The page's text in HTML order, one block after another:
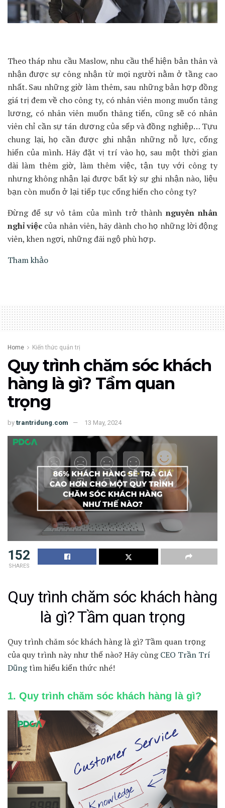
Theo tháp nhu cầu Maslow, nhu cầu thể hiện bản thân và
nhận được sự công nhận từ mọi người nằm ở tầng cao
nhất. Sau những giờ làm thêm, sau những bản hợp đồng
giá trị đem về cho công ty, có nhân viên mong muốn tăng
lương, có nhân viên muốn thăng tiến, cũng sẽ có nhân
viên chỉ cần sự tán dương của sếp và đồng nghiệp… Tựu
chung lại, họ cần được ghi nhận những nỗ lực, cống
hiến của mình. Hãy đặt vị trí vào họ, sau một thời gian
dài làm thêm giờ, làm thêm việc, tận tụy với công ty
nhưng không nhận lại được bất kỳ sự ghi nhận nào, liệu
bạn còn muốn ở lại tiếp tục cống hiến cho công ty?
Đừng để sự vô tâm của mình trở thànhnguyên nhân
nghỉ việc của nhân viên, hãy dành cho họ những lời động
viên, khen ngợi, những đãi ngộ phù hợp.
Tham khảo
Home Kiến thức quản trị
Quy trình chăm sóc khách
hàng là gì? Tầm quan
trọng
by trantridung.com 13 May, 2024
152
SHARES
Quy trình chăm sóc khách hàng
là gì? Tầm quan trọng
Quy trình chăm sóc khách hàng là gì? Tầm quan trọng
của quy trình này như thế nào? Hãy cùngCEO Trần Trí
Dũngtìm hiểu kiến thức nhé!
1. Quy trình chăm sóc khách hàng là gì?